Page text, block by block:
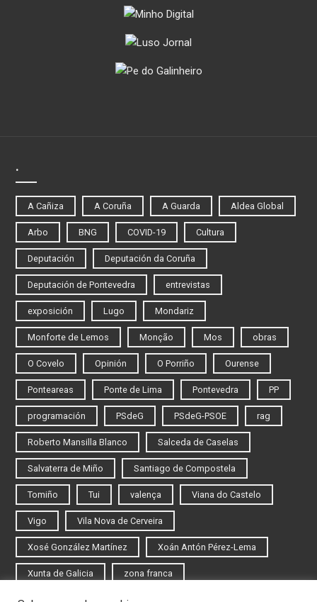
.
A Cañiza A Coruña A Guarda Aldea Global
Arbo BNG COVID-19 Cultura
Deputación Deputación da Coruña
Deputación de Pontevedra entrevistas
exposición Lugo Mondariz
Monforte de Lemos Monção Mos obras
O Covelo Opinión O Porriño Ourense
Ponteareas Ponte de Lima Pontevedra PP
programación PSdeG PSdeG-PSOE rag
Roberto Mansilla Blanco Salceda de Caselas
Salvaterra de Miño Santiago de Compostela
Tomiño Tui valença Viana do Castelo
Vigo Vila Nova de Cerveira
Xosé González Martínez Xoán Antón Pérez-Lema
Xunta de Galicia zona franca